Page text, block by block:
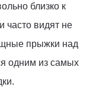
близко к
часто видят не
прыжки над
одним из самых